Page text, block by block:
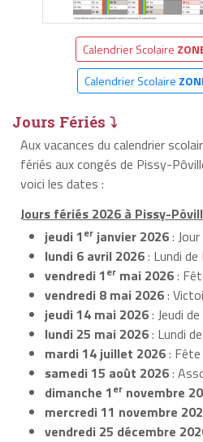
Calendrier Scolaire
Calendrier Scolaire
Jours Fériés ⤵
Aux vacances du calendrier
fériés aux congés de Pissy-
voici les dates :
Jours fériés 2026 à Pissy-
jeudi 1er janvier 2026:
lundi 6 avril 2026: Lundi de
vendredi 1er mai 2026:
vendredi 8 mai 2026:
jeudi 14 mai 2026: Jeudi
lundi 25 mai 2026: Lundi
mardi 14 juillet 2026:
samedi 15 août 2026:
dimanche 1er novembre
mercredi 11 novembre
vendredi 25 décembre